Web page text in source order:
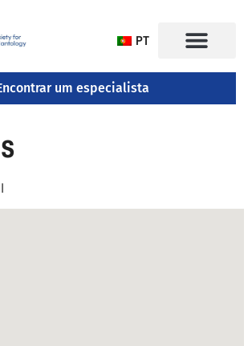
PT
um especialista